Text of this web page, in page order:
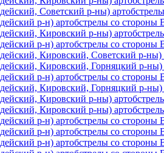
Советский р-ны)
р-н) артобстрелы со
Кировский р-ны)
р-н) артобстрелы со
Кировский, Советский р-
Кировский, Горняцкий р-
р-н) артобстрелы со
Кировский, Горняцкий р-
Кировский р-ны)
Кировский р-ны)
р-н) артобстрелы со
р-н) артобстрелы со
р-н) артобстрелы со